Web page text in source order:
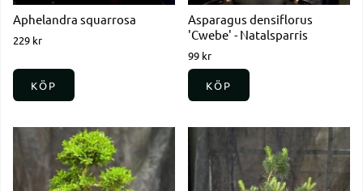
Aphelandra squarrosa
229 kr
KÖP
Asparagus densiflorus
'Cwebe' - Natalsparris
99 kr
KÖP